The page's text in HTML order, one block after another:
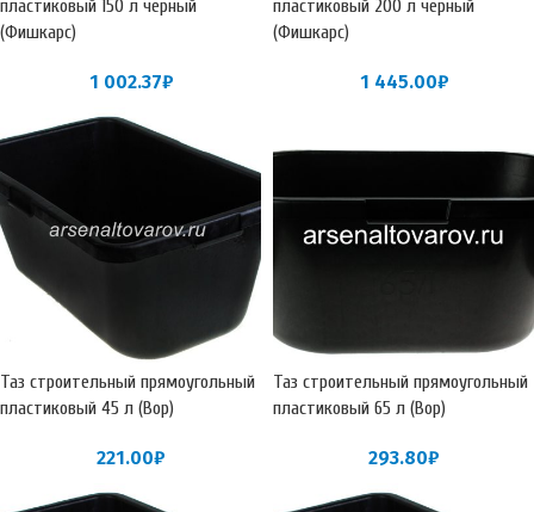
пластиковый 150 л черный
(Фишкарс)
1 002.37₽
пластиковый 200 л черный
(Фишкарс)
1 445.00₽
Таз строительный прямоугольный
пластиковый 45 л (Вор)
221.00₽
Таз строительный прямоугольный
пластиковый 65 л (Вор)
293.80₽